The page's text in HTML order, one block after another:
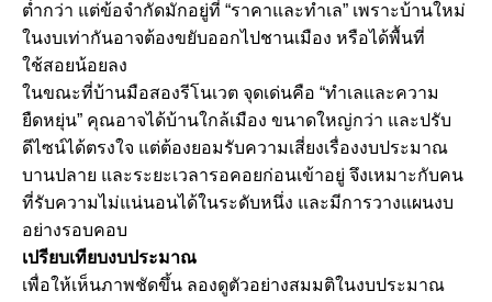
ต่ำกว่า แต่ข้อจำกัดมักอยู่ที่ “ราคาและทำเล” เพราะบ้านใหม่
ในงบเท่ากันอาจต้องขยับออกไปชานเมือง หรือได้พื้นที่
ใช้สอยน้อยลง
ในขณะที่บ้านมือสองรีโนเวต จุดเด่นคือ “ทำเลและความ
ยืดหยุ่น” คุณอาจได้บ้านใกล้เมือง ขนาดใหญ่กว่า และปรับ
ดีไซน์ได้ตรงใจ แต่ต้องยอมรับความเสี่ยงเรื่องงบประมาณ
บานปลาย และระยะเวลารอคอยก่อนเข้าอยู่ จึงเหมาะกับคน
ที่รับความไม่แน่นอนได้ในระดับหนึ่ง และมีการวางแผนงบ
อย่างรอบคอบ
เปรียบเทียบงบประมาณ
เพื่อให้เห็นภาพชัดขึ้น ลองดูตัวอย่างสมมติในงบประมาณ